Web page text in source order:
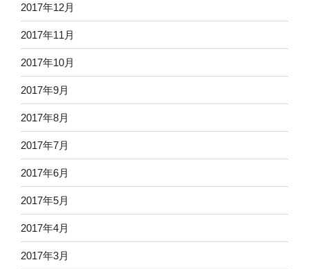
2017年12月
2017年11月
2017年10月
2017年9月
2017年8月
2017年7月
2017年6月
2017年5月
2017年4月
2017年3月